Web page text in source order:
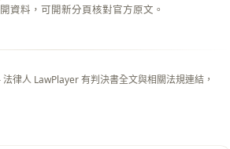
資料，可開新分頁核對官方原文。
律人 LawPlayer 有判決書全文與相關法規連結，